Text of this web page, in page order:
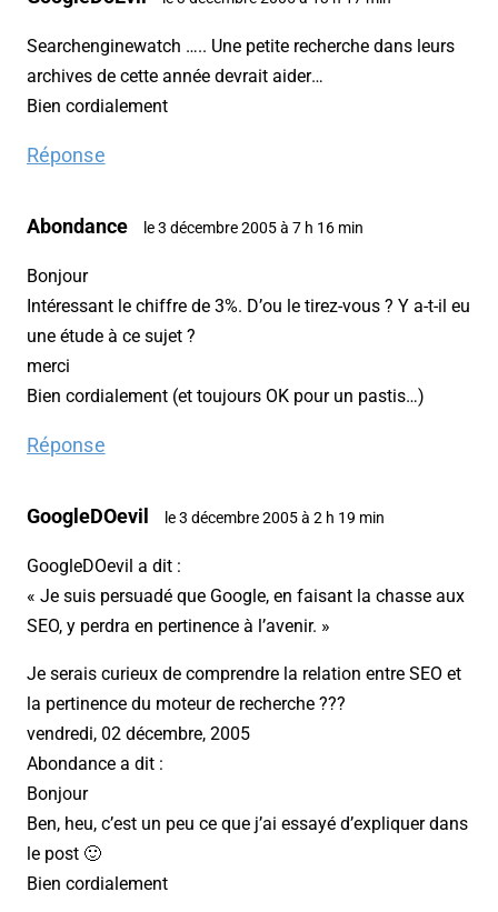
Searchenginewatch ….. Une petite recherche dans leurs
archives de cette année devrait aider…
Bien cordialement
Réponse
Abondance le 3 décembre 2005 à 7 h 16 min
Bonjour
Intéressant le chiffre de 3%. D’ou le tirez-vous ? Y a-t-il eu
une étude à ce sujet ?
merci
Bien cordialement (et toujours OK pour un pastis…)
Réponse
GoogleDOevil le 3 décembre 2005 à 2 h 19 min
GoogleDOevil a dit :
« Je suis persuadé que Google, en faisant la chasse aux
SEO, y perdra en pertinence à l’avenir. »
Je serais curieux de comprendre la relation entre SEO et
la pertinence du moteur de recherche ???
vendredi, 02 décembre, 2005
Abondance a dit :
Bonjour
Ben, heu, c’est un peu ce que j’ai essayé d’expliquer dans
le post 🙂
Bien cordialement